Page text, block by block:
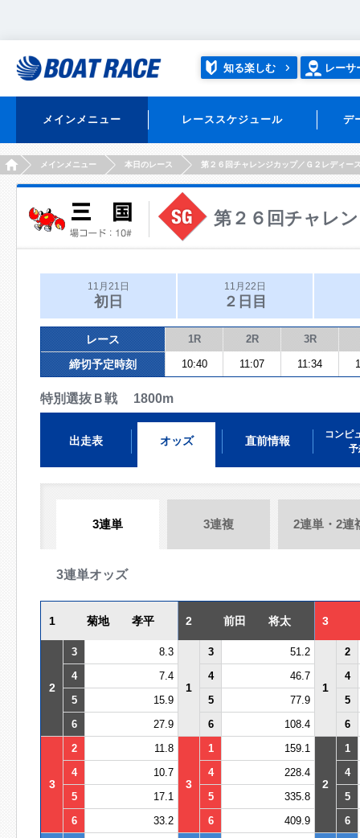
知る楽しむ レーサ
メインメニュー レーススケジュール デ
HOMEメインメニュー 本日のレース 第２６回チャレンジカップ／Ｇ２レディー
第２６回チャレ
11月21日
初日
11月22日
２日目
レース 1R 2R 3R
締切予定時刻 10:40 11:07 11:34
特別選抜Ｂ戦 1800m
出走表 オッズ 直前情報
コンピ
予
3連単 3連複 2連単・2連
3連単オッズ
1 菊地 孝平 2 前田 将太 3
2
3 8.3
1
3 51.2
1
2
4
7.4 4 46.7
4
5
15.9 5 77.9
5
6
27.9 6 108.4 6
3
2 11.8
3
1 159.1
2
1
4
10.7 4 228.4
4
5
17.1 5 335.8
5
6
33.2 6 409.9 6